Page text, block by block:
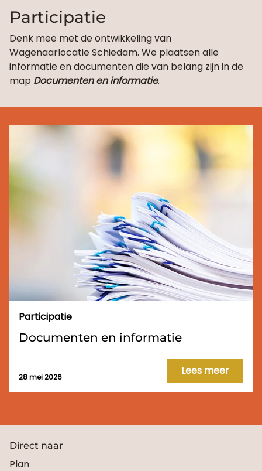
Participatie
Denk mee met de ontwikkeling van
Wagenaarlocatie Schiedam. We plaatsen alle
informatie en documenten die van belang zijn in de
map Documenten en informatie.
Participatie
Documenten en informatie
28 mei 2026 Lees meer
Direct naar
Plan